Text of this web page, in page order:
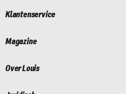
Klantenservice
Magazine
Over Louis